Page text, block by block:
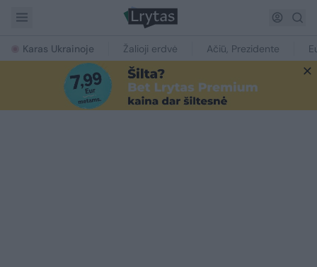
Karas Ukrainoje Žalioji erdvė Ačiū, Prezidente